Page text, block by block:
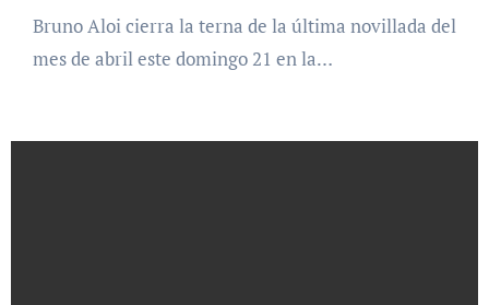
Bruno Aloi cierra la terna de la última novillada del
mes de abril este domingo 21 en la…